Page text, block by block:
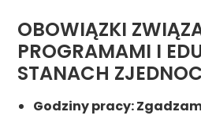
OBOWIĄZKI
PROGRAMAMI I
STANACH
Godziny pracy: